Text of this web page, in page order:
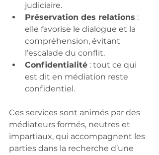
judiciaire.
Préservation des relations :
elle favorise le dialogue et la
compréhension, évitant
l’escalade du conflit.
Confidentialité : tout ce qui
est dit en médiation reste
confidentiel.
Ces services sont animés par des
médiateurs formés, neutres et
impartiaux, qui accompagnent les
parties dans la recherche d’une